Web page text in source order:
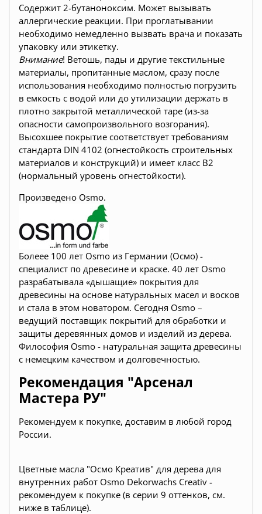
Содержит 2-бутаноноксим. Может вызывать
аллергические реакции. При проглатывании
необходимо немедленно вызвать врача и показать
упаковку или этикетку.
Внимание! Ветошь, пады и другие текстильные
материалы, пропитанные маслом, сразу после
использования необходимо полностью погрузить
в емкость с водой или до утилизации держать в
плотно закрытой металлической таре (из-за
опасности самопроизвольного возгорания).
Высохшее покрытие соответствует требованиям
стандарта DIN 4102 (огнестойкость строительных
материалов и конструкций) и имеет класс B2
(нормальный уровень огнестойкости).
Произведено Osmo.
Болеее 100 лет Osmo из Германии (Осмо) -
специалист по древесине и краске. 40 лет Osmo
разрабатывала «дышащие» покрытия для
древесины на основе натуральных масел и восков
и стала в этом новатором. Сегодня Osmo –
ведущий поставщик покрытий для обработки и
защиты деревянных домов и изделий из дерева.
Философия Osmo - натуральная защита древесины
с немецким качеством и долговечностью.
Рекомендация "Арсенал
Мастера РУ"
Рекомендуем к покупке, доставим в любой город
России.
Цветные масла "Осмо Креатив" для дерева для
внутренних работ Osmo Dekorwachs Сreativ -
рекомендуем к покупке (в серии 9 оттенков, см.
ниже в таблице).